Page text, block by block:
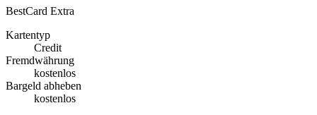
BestCard Extra
Kartentyp
Credit
Fremdwährung
kostenlos
Bargeld abheben
kostenlos